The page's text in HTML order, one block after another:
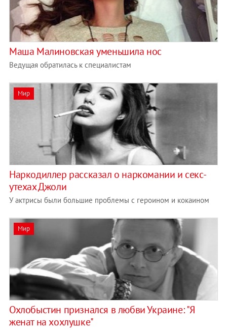
Маша Малиновская уменьшила нос
Ведущая обратилась к специалистам
Мир
Наркодиллер рассказал о наркомании и секс-
утехах Джоли
У актрисы были большие проблемы с героином и кокаином
Мир
Охлобыстин признался в любви Украине: "Я
женат на хохлушке"